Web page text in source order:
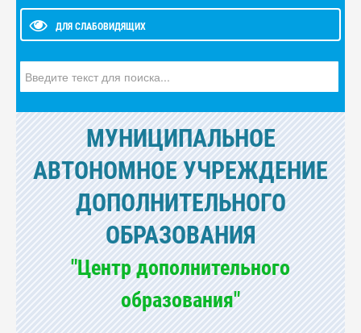
ДЛЯ СЛАБОВИДЯЩИХ
МУНИЦИПАЛЬНОЕ
АВТОНОМНОЕ УЧРЕЖДЕНИЕ
ДОПОЛНИТЕЛЬНОГО
ОБРАЗОВАНИЯ
"Центр дополнительного
образования"